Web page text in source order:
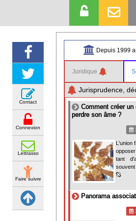
Contact
Connexion
Lettrasso
Faire suivre
Depuis 1999
Juridique
Jurisprudence,
Comment créer
perdre son âme ?
L'union
tant
Panorama